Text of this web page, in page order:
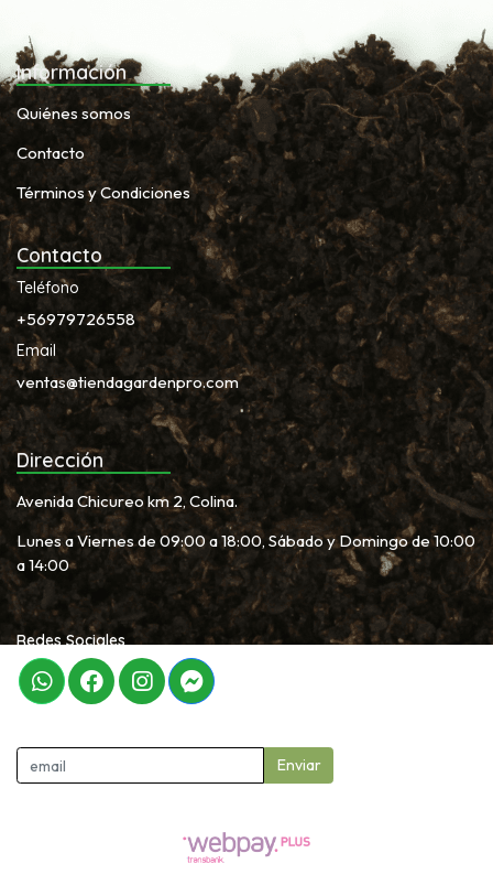
Información
Quiénes somos
Contacto
Términos y Condiciones
Contacto
Teléfono
+56979726558
Email
ventas@tiendagardenpro.com
Dirección
Avenida Chicureo km 2, Colina.
Lunes a Viernes de 09:00 a 18:00, Sábado y Domingo de 10:00
a 14:00
Redes Sociales
Enviar